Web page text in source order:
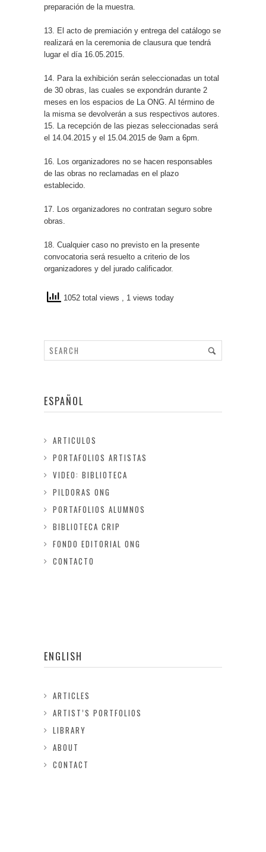
preparación de la muestra.
13. El acto de premiación y entrega del catálogo se
realizará en la ceremonia de clausura que tendrá
lugar el día 16.05.2015.
14. Para la exhibición serán seleccionadas un total
de 30 obras, las cuales se expondrán durante 2
meses en los espacios de La ONG. Al término de
la misma se devolverán a sus respectivos autores.
15. La recepción de las piezas seleccionadas será
el 14.04.2015 y el 15.04.2015 de 9am a 6pm.
16. Los organizadores no se hacen responsables
de las obras no reclamadas en el plazo
establecido.
17. Los organizadores no contratan seguro sobre
obras.
18. Cualquier caso no previsto en la presente
convocatoria será resuelto a criterio de los
organizadores y del jurado calificador.
1052 total views , 1 views today
ESPAÑOL
ARTICULOS
PORTAFOLIOS ARTISTAS
VIDEO: BIBLIOTECA
PILDORAS ONG
PORTAFOLIOS ALUMNOS
BIBLIOTECA CRIP
FONDO EDITORIAL ONG
CONTACTO
ENGLISH
ARTICLES
ARTIST’S PORTFOLIOS
LIBRARY
ABOUT
CONTACT